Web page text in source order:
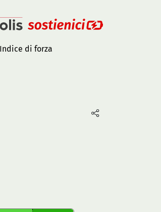
Indice di forza